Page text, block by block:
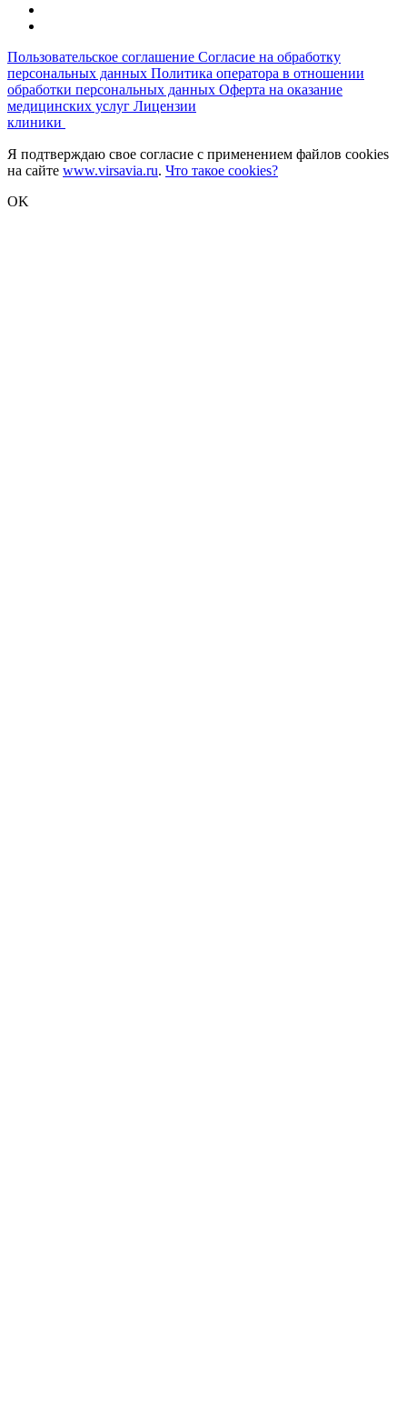
Пользовательское соглашение Согласие на обработку
персональных данных Политика оператора в отношении
обработки персональных данных Оферта на оказание
медицинских услуг Лицензии
клиники
Я подтверждаю свое согласие с применением файлов cookies
на сайте www.virsavia.ru. Что такое cookies?
OK